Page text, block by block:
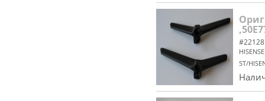
#22128
HISENSE
ST/